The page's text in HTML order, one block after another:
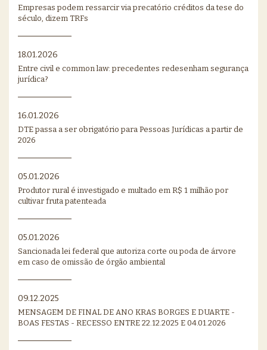
Empresas podem ressarcir via precatório créditos da tese do
século, dizem TRFs
18.01.2026
Entre civil e common law: precedentes redesenham segurança
jurídica?
16.01.2026
DTE passa a ser obrigatório para Pessoas Jurídicas a partir de
2026
05.01.2026
Produtor rural é investigado e multado em R$ 1 milhão por
cultivar fruta patenteada
05.01.2026
Sancionada lei federal que autoriza corte ou poda de árvore
em caso de omissão de órgão ambiental
09.12.2025
MENSAGEM DE FINAL DE ANO KRAS BORGES E DUARTE -
BOAS FESTAS - RECESSO ENTRE 22.12.2025 E 04.01.2026